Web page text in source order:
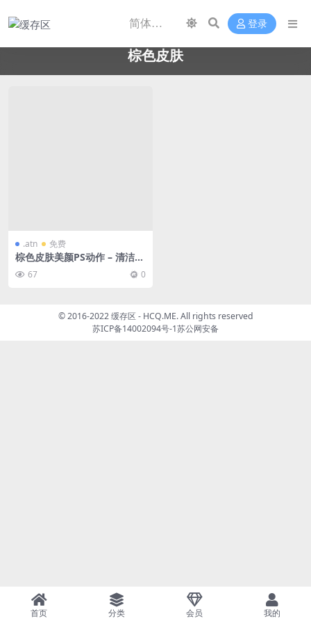
登录
棕色皮肤
.atn 免费
棕色皮肤美颜PS动作 – 清洁混
合色皮肤的动作，提供干净均
匀的棕色外观-免费下载
67 0
© 2016-2022 缓存区 - HCQ.ME. All rights reserved
苏ICP备14002094号-1苏公网安备
首页 分类 会员 我的